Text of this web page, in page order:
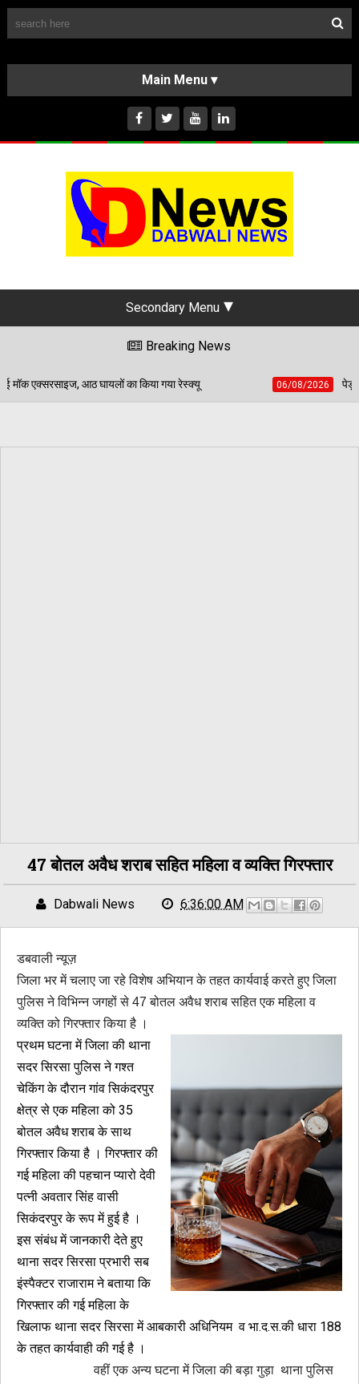
HOME
ABOUT US
INSTAGRAM
Secondary Menu
Breaking News
गया रेस्क्यू 06/08/2026 पेड़ जन्म से मरण तक निभाते हैं साथ,
47 बोतल अवैध शराब सहित महिला व व्यक्ति गिरफ्तार
Dabwali News 6:36:00 AM
डबवाली न्यूज़
जिला भर में चलाए जा रहे विशेष अभियान के तहत कार्यवाई करते हुए जिला
पुलिस ने विभिन्न जगहों से 47 बोतल अवैध शराब सहित एक महिला व
व्यक्ति को गिरफ्तार किया है ।
प्रथम घटना में जिला की थाना
सदर सिरसा पुलिस ने गश्त
चेकिंग के दौरान गांव सिकंदरपुर
क्षेत्र से एक महिला को 35
बोतल अवैध शराब के साथ
गिरफ्तार किया है । गिरफ्तार की
गई महिला की पहचान प्यारो देवी
पत्नी अवतार सिंह वासी
सिकंदरपुर के रूप में हुई है ।
इस संबंध में जानकारी देते हुए
थाना सदर सिरसा प्रभारी सब
इंस्पैक्टर राजाराम ने बताया कि
गिरफ्तार की गई महिला के
खिलाफ थाना सदर सिरसा में आबकारी अधिनियम व भा.द.स.की धारा 188
के तहत कार्यवाही की गई है ।
वहीं एक अन्य घटना में जिला की बड़ा गुड़ा थाना पुलिस